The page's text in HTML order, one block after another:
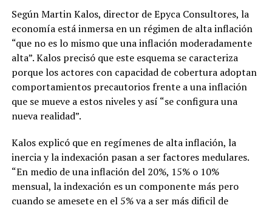
Según Martin Kalos, director de Epyca Consultores, la
economía está inmersa en un régimen de alta inflación
“que no es lo mismo que una inflación moderadamente
alta”. Kalos precisó que este esquema se caracteriza
porque los actores con capacidad de cobertura adoptan
comportamientos precautorios frente a una inflación
que se mueve a estos niveles y así “se configura una
nueva realidad”.
Kalos explicó que en regímenes de alta inflación, la
inercia y la indexación pasan a ser factores medulares.
“En medio de una inflación del 20%, 15% o 10%
mensual, la indexación es un componente más pero
cuando se amesete en el 5% va a ser más dificil de